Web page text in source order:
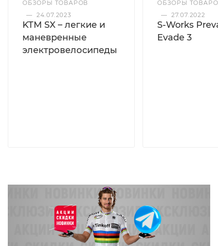
ОБЗОРЫ ТОВАРОВ
— 24.07.2023
KTM SX – легкие и
маневренные
электровелосипеды
ОБЗОРЫ
— 27.07.2022
S-Works
Evade 3